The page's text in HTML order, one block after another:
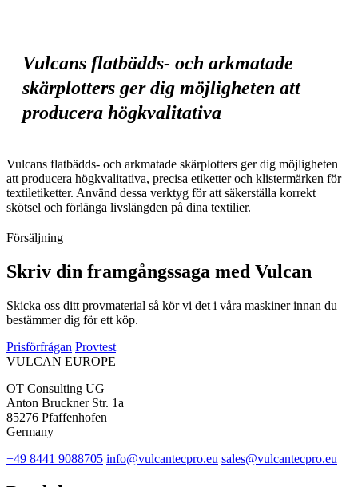
Vulcans flatbädds- och arkmatade
skärplotters ger dig möjligheten att
producera högkvalitativa
Vulcans flatbädds- och arkmatade skärplotters ger dig möjligheten
att producera högkvalitativa, precisa etiketter och klistermärken för
textiletiketter. Använd dessa verktyg för att säkerställa korrekt
skötsel och förlänga livslängden på dina textilier.
Försäljning
Skriv din framgångssaga med Vulcan
Skicka oss ditt provmaterial så kör vi det i våra maskiner innan du
bestämmer dig för ett köp.
Prisförfrågan Provtest
VULCAN EUROPE
OT Consulting UG
Anton Bruckner Str. 1a
85276 Pfaffenhofen
Germany
+49 8441 9088705 info@vulcantecpro.eu sales@vulcantecpro.eu